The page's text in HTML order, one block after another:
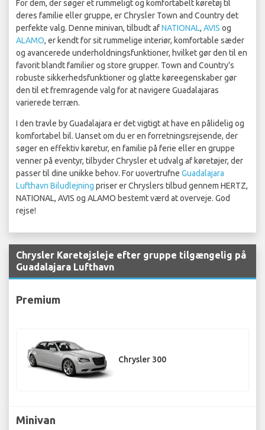
For dem, der søger et rummeligt og komfortabelt køretøj til
deres familie eller gruppe, er Chrysler Town and Country det
perfekte valg. Denne minivan, tilbudt afNATIONAL, AVIS og
ALAMO, er kendt for sit rummelige interiør, komfortable sæder
og avancerede underholdningsfunktioner, hvilket gør den til en
favorit blandt familier og store grupper. Town and Country's
robuste sikkerhedsfunktioner og glatte køreegenskaber gør
den til et fremragende valg for at navigere Guadalajaras
varierede terræn.
I den travle by Guadalajara er det vigtigt at have en pålidelig og
komfortabel bil. Uanset om du er en forretningsrejsende, der
søger en effektiv køretur, en familie på ferie eller en gruppe
venner på eventyr, tilbyder Chrysler et udvalg af køretøjer, der
passer til dine unikke behov. For uovertrufne Guadalajara
Lufthavn Biludlejning priser er Chryslers tilbud gennem HERTZ,
NATIONAL, AVIS og ALAMO bestemt værd at overveje. God
rejse!
Chrysler Køretøjsleje efter gruppe tilgængelig på
Guadalajara Lufthavn
Premium
Chrysler 300
Minivan